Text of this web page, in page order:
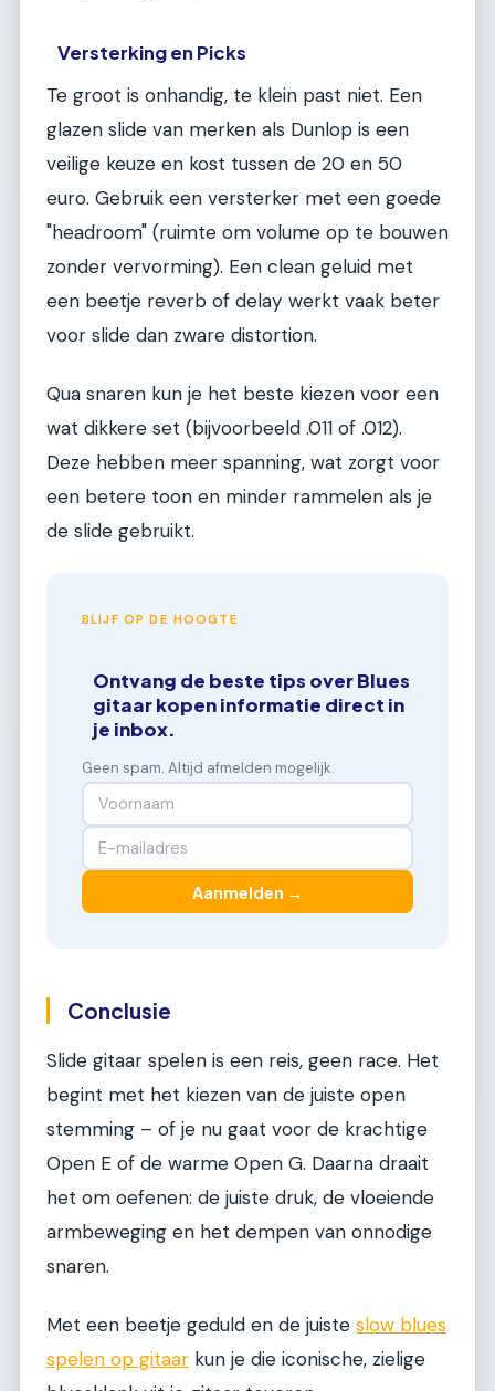
Versterking en Picks
Te groot is onhandig, te klein past niet. Een
glazen slide van merken als Dunlop is een
veilige keuze en kost tussen de 20 en 50
euro. Gebruik een versterker met een goede
"headroom" (ruimte om volume op te bouwen
zonder vervorming). Een clean geluid met
een beetje reverb of delay werkt vaak beter
voor slide dan zware distortion.
Qua snaren kun je het beste kiezen voor een
wat dikkere set (bijvoorbeeld .011 of .012).
Deze hebben meer spanning, wat zorgt voor
een betere toon en minder rammelen als je
de slide gebruikt.
BLIJF OP DE HOOGTE
Ontvang de beste tips over Blues
gitaar kopen informatie direct in
je inbox.
Geen spam. Altijd afmelden mogelijk.
Aanmelden →
Conclusie
Slide gitaar spelen is een reis, geen race. Het
begint met het kiezen van de juiste open
stemming – of je nu gaat voor de krachtige
Open E of de warme Open G. Daarna draait
het om oefenen: de juiste druk, de vloeiende
armbeweging en het dempen van onnodige
snaren.
Met een beetje geduld en de juiste slow blues
spelen op gitaar kun je die iconische, zielige